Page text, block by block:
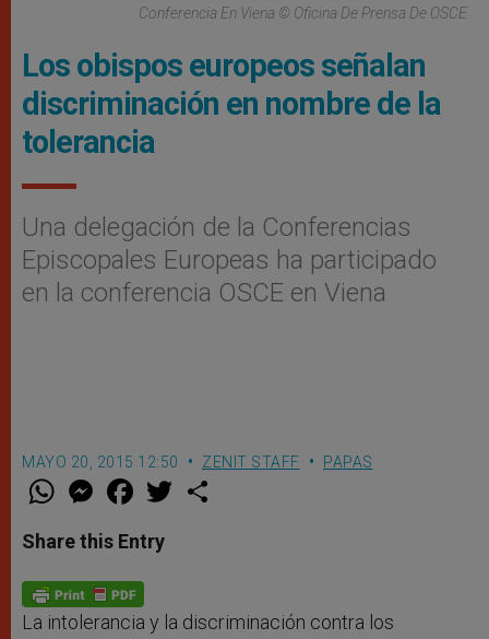
Conferencia En Viena © Oficina De Prensa De OSCE
Los obispos europeos señalan
discriminación en nombre de la
tolerancia
Una delegación de la Conferencias
Episcopales Europeas ha participado
en la conferencia OSCE en Viena
MAYO 20, 2015 12:50 ZENIT STAFF PAPAS
W
t
s
p
p
M
e
s
e
g
e
r
F
a
e
b
o
k
w
Share this Entry
La intolerancia y la discriminación contra los